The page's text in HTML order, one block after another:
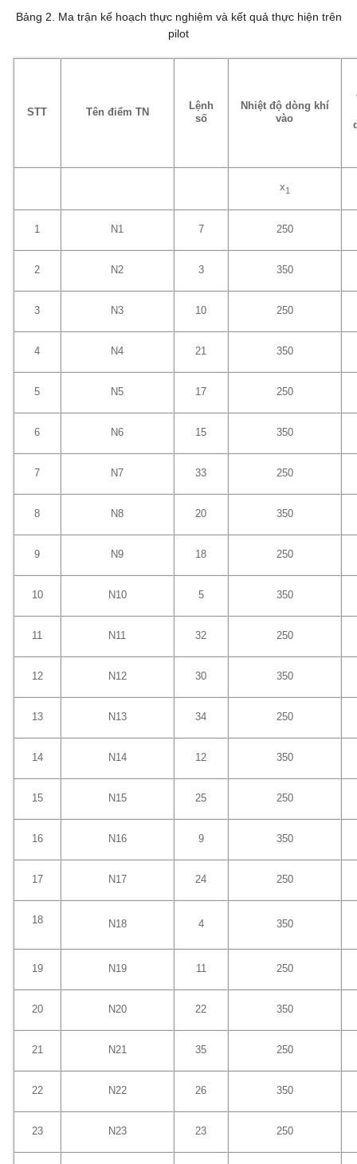
Bảng 2. Ma trận kế hoạch thực nghiệm và kết quả thực hiện trên
pilot
STT Tên điểm TN
Lệnh
số
Nhiệt độ dòng khí
vào
x1
1 N1 7 250
2 N2 3 350
3 N3 10 250
4 N4 21 350
5 N5 17 250
6 N6 15 350
7 N7 33 250
8 N8 20 350
9 N9 18 250
10 N10 5 350
11 N11 32 250
12 N12 30 350
13 N13 34 250
14 N14 12 350
15 N15 25 250
16 N16 9 350
17 N17 24 250
18 N18 4 350
19 N19 11 250
20 N20 22 350
21 N21 35 250
22 N22 26 350
23 N23 23 250